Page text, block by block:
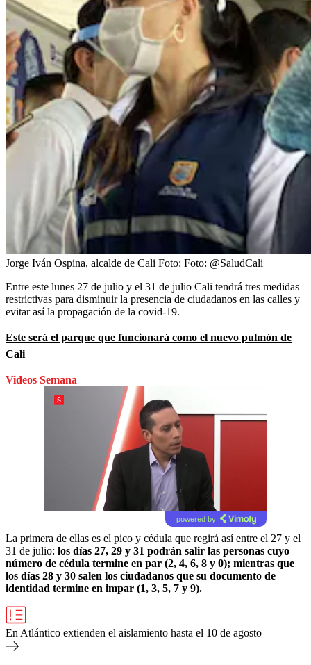
Jorge Iván Ospina, alcalde de Cali Foto: Foto: @SaludCali
Entre este lunes 27 de julio y el 31 de julio Cali tendrá tres medidas
restrictivas para disminuir la presencia de ciudadanos en las calles y
evitar así la propagación de la covid-19.
Este será el parque que funcionará como el nuevo pulmón de
Cali
Videos Semana
powered by
La primera de ellas es el pico y cédula que regirá así entre el 27 y el
31 de julio: los días 27, 29 y 31 podrán salir las personas cuyo
número de cédula termine en par (2, 4, 6, 8 y 0); mientras que
los días 28 y 30 salen los ciudadanos que su documento de
identidad termine en impar (1, 3, 5, 7 y 9).
En Atlántico extienden el aislamiento hasta el 10 de agosto